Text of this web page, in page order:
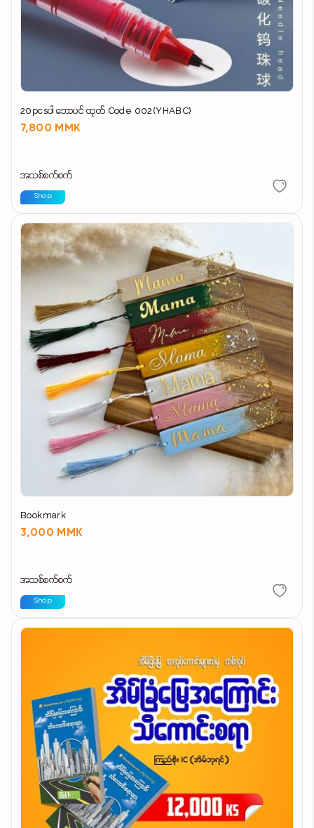
20pcsပါ ဘောပင် ထုတ် Code 002(YHABC)
7,800 MMK
အသစ်စက်စက်
Shop
Bookmark
3,000 MMK
အသစ်စက်စက်
Shop